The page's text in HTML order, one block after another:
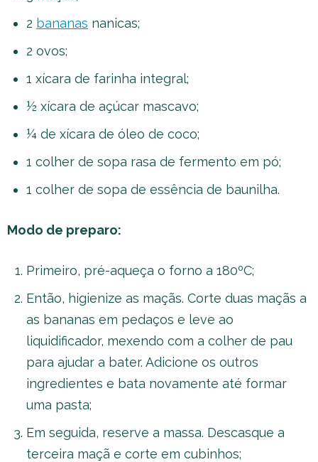
2 bananas nanicas;
2 ovos;
1 xícara de farinha integral;
½ xícara de açúcar mascavo;
¼ de xícara de óleo de coco;
1 colher de sopa rasa de fermento em pó;
1 colher de sopa de essência de baunilha.
Modo de preparo:
Primeiro, pré-aqueça o forno a 180ºC;
Então, higienize as maçãs. Corte duas maçãs a
as bananas em pedaços e leve ao
liquidificador, mexendo com a colher de pau
para ajudar a bater. Adicione os outros
ingredientes e bata novamente até formar
uma pasta;
Em seguida, reserve a massa. Descasque a
terceira maçã e corte em cubinhos;